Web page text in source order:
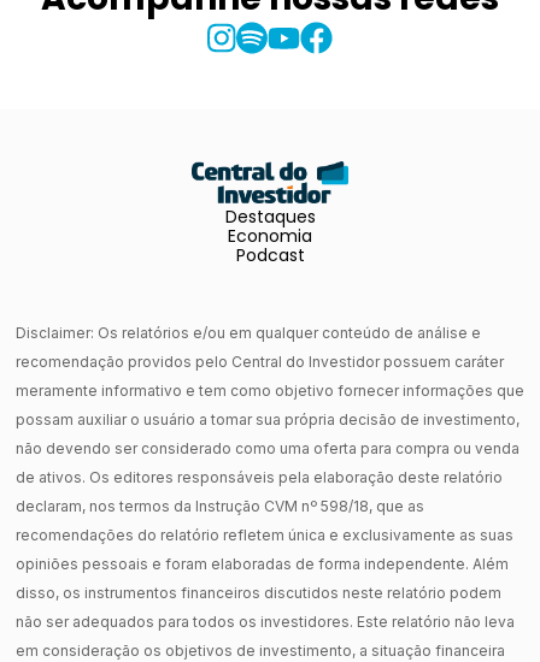
Destaques
Economia
Podcast
Disclaimer: Os relatórios e/ou em qualquer conteúdo de análise e
recomendação providos pelo Central do Investidor possuem caráter
meramente informativo e tem como objetivo fornecer informações que
possam auxiliar o usuário a tomar sua própria decisão de investimento,
não devendo ser considerado como uma oferta para compra ou venda
de ativos. Os editores responsáveis pela elaboração deste relatório
declaram, nos termos da Instrução CVM nº 598/18, que as
recomendações do relatório refletem única e exclusivamente as suas
opiniões pessoais e foram elaboradas de forma independente. Além
disso, os instrumentos financeiros discutidos neste relatório podem
não ser adequados para todos os investidores. Este relatório não leva
em consideração os objetivos de investimento, a situação financeira